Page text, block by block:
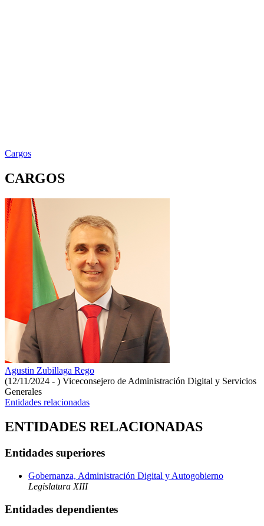
Cargos
CARGOS
Agustin Zubillaga Rego
(12/11/2024 - ) Viceconsejero de Administración Digital y Servicios
Generales
Entidades relacionadas
ENTIDADES RELACIONADAS
Entidades superiores
Gobernanza, Administración Digital y Autogobierno
Legislatura XIII
Entidades dependientes